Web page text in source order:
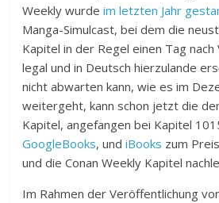
Weekly wurdeim letzten Jahr
Manga-Simulcast, bei dem die
Kapitel in der Regel einen Tag
legal und in Deutsch hierzulande
nicht abwarten kann, wie es im
weitergeht, kann schon jetzt die
Kapitel, angefangen bei Kapitel
GoogleBooks, undiBooks zum
und die Conan Weekly Kapitel
Im Rahmen der Veröffentlichung